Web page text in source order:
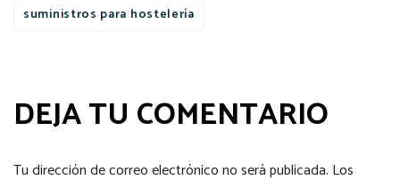
suministros para hostelería
DEJA TU COMENTARIO
Tu dirección de correo electrónico no será publicada. Los